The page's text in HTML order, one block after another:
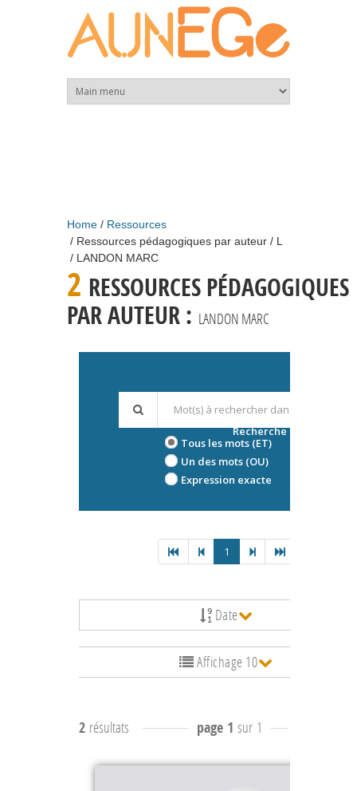
Home
Ressources
Ressources pédagogiques par auteur
L
LANDON MARC
2 RESSOURCES PÉDAGOGIQUES
PAR AUTEUR : LANDON MARC
Tous les mots (ET)
Un des mots (OU)
Expression exacte
Recherche avancée
1
Date
Affichage 10
2 résultats page 1 sur 1